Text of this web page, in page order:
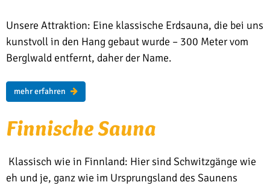
Unsere Attraktion: Eine klassische Erdsauna, die bei uns
kunstvoll in den Hang gebaut wurde – 300 Meter vom
Berglwald entfernt, daher der Name.
mehr erfahren
Fin­ni­sche Sauna
Klassisch wie in Finnland: Hier sind Schwitzgänge wie
eh und je, ganz wie im Ursprungsland des Saunens